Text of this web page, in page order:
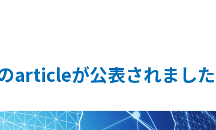
articleが公表されました